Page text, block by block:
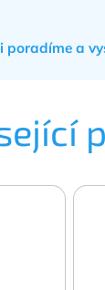
poradíme a